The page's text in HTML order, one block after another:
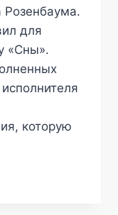
Розенбаума.
для
«Сны».
которую